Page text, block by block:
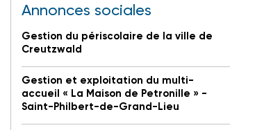
Annonces sociales
Gestion du périscolaire de la ville de
Creutzwald
Gestion et exploitation du multi-
accueil « La Maison de Petronille » -
Saint-Philbert-de-Grand-Lieu